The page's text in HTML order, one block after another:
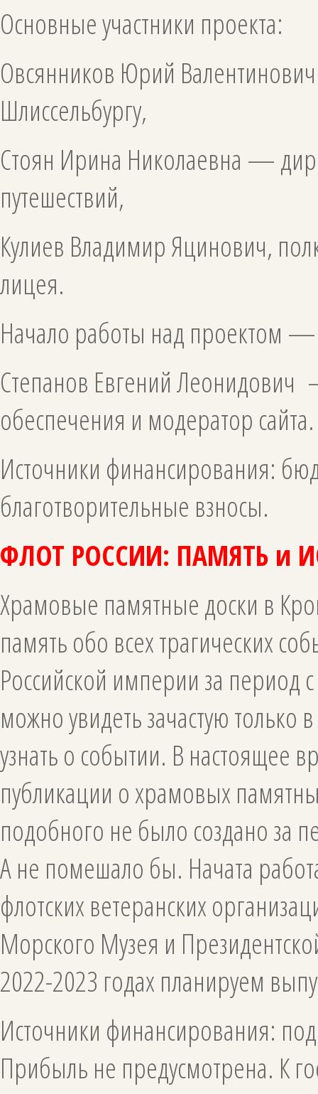
Основные участники проекта:
Овсянников Юрий
Шлиссельбургу,
Стоян Ирина Николаевна —
путешествий,
Кулиев Владимир Яцинович,
лицея.
Начало работы над проектом
Степанов Евгений
обеспечения и модератор сайта.
Источники финансирования:
благотворительные взносы.
ФЛОТ РОССИИ: ПАМЯТЬ и
Храмовые памятные доски в
память обо всех трагических
Российской империи за
можно увидеть зачастую
узнать о событии. В настоящее
публикации о храмовых
подобного не было создано за
А не помешало бы. Начата
флотских ветеранских
Морского Музея и
2022-2023 годах планируем
Источники финансирования:
Прибыль не предусмотрена. К